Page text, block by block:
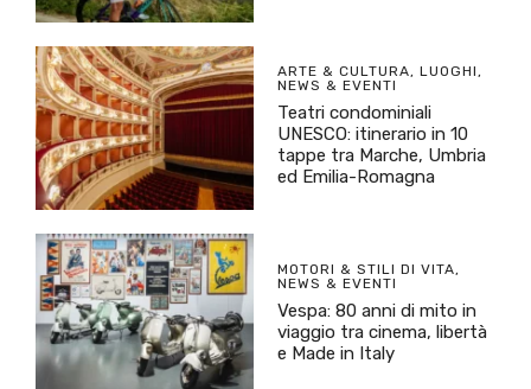
ARTE & CULTURA, LUOGHI ,
NEWS & EVENTI
Teatri condominiali
UNESCO: itinerario in 10
tappe tra Marche, Umbria
ed Emilia-Romagna
MOTORI & STILI DI VITA,
NEWS & EVENTI
Vespa: 80 anni di mito in
viaggio tra cinema, libertà
e Made in Italy